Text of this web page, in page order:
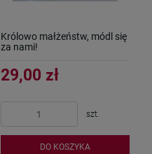
Królowo małżeństw, módl się
za nami!
29,00 zł
szt.
DO KOSZYKA